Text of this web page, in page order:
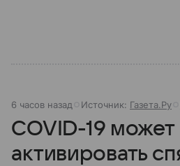
6 часов назад Источник: Газета.Ру
COVID-19 может
активировать